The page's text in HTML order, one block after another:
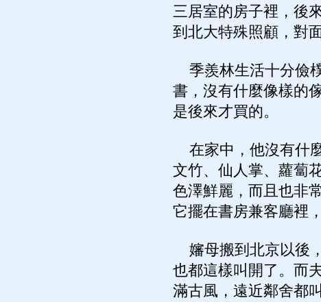
三居室的房子裡，後
到北大特殊照顧，對
季羨林生活十分儉
書，沒有什麼像樣的
是後來才買的。
在家中，他沒有什
文竹、仙人掌、蘿蔔
色澤鮮麗，而且也非
它擺在書房兼客廳裡
嬸母搬到北京以後
也都這樣叫開了。而
滿古風，遠近鄰舍都